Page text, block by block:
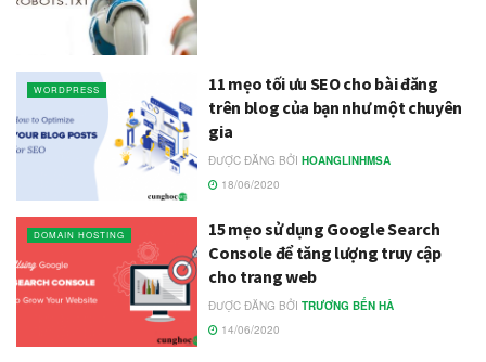
WORDPRESS
11 mẹo tối ưu SEO cho bài đăng
trên blog của bạn như một chuyên
gia
ĐƯỢC ĐĂNG BỞI HOANGLINHMSA
18/06/2020
DOMAIN HOSTING
15 mẹo sử dụng Google Search
Console để tăng lượng truy cập
cho trang web
ĐƯỢC ĐĂNG BỞI TRƯƠNG BẾN HÀ
14/06/2020